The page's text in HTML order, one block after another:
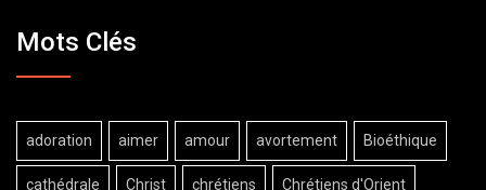
Mots Clés
adoration aimer amour avortement Bioéthique
cathédrale Christ chrétiens Chrétiens d'Orient